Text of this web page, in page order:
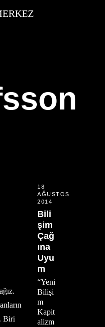
Biri
18
AĞUSTOS
2014
Bili
şim
Çağ
ına
Uyu
m
“Yeni
Bilişi
m
Kapit
alizm